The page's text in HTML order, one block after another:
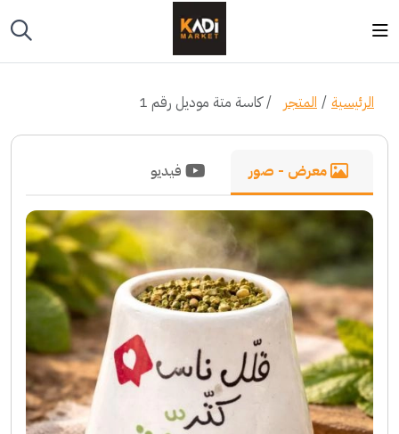
الرئيسية المتجر كاسة متة موديل رقم 1
معرض - صور فيديو